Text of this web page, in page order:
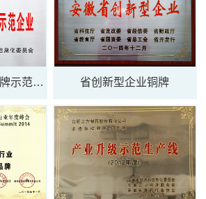
示范企 省创新型企业铜牌